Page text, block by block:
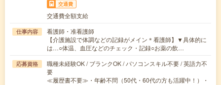
交通費
交通費全額支給
仕事内容
看護師・准看護師
【介護施設で体調などの記録がメイン＊看護師】▼具体的に
は…○体温、血圧などのチェック・記録○お薬の飲…
応募資格
職種未経験OK / ブランクOK / パソコンスキル不要 / 英語力不
要
≪履歴書不要≫・年齢不問（50代・60代の方も活躍中！）・